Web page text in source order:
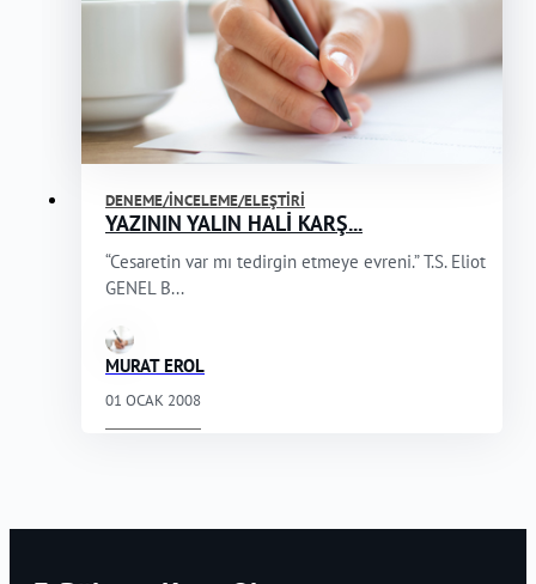
DENEME/İNCELEME/ELEŞTIRI
YAZININ YALIN HALİ KARŞ...
“Cesaretin var mı tedirgin etmeye evreni.” T.S. Eliot
GENEL B...
MURAT EROL
01 OCAK 2008